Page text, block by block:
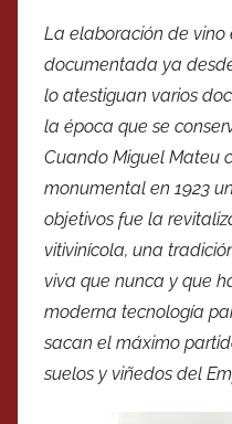
La elaboración de
documentada ya
lo atestiguan varios
la época que se
Cuando Miguel Mateu
monumental en 1923
objetivos fue la
vitivinícola, una
viva que nunca y que
moderna tecnología
sacan el máximo
suelos y viñedos del